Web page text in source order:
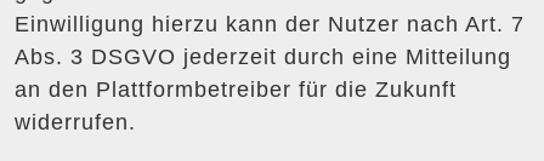
Einwilligung hierzu kann der Nutzer nach Art. 7
Abs. 3 DSGVO jederzeit durch eine Mitteilung
an den Plattformbetreiber für die Zukunft
widerrufen.